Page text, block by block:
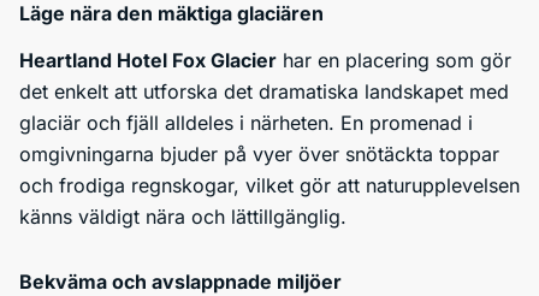
Läge nära den mäktiga glaciären
Heartland Hotel Fox Glacier har en placering som gör
det enkelt att utforska det dramatiska landskapet med
glaciär och fjäll alldeles i närheten. En promenad i
omgivningarna bjuder på vyer över snötäckta toppar
och frodiga regnskogar, vilket gör att naturupplevelsen
känns väldigt nära och lättillgänglig.
Bekväma och avslappnade miljöer